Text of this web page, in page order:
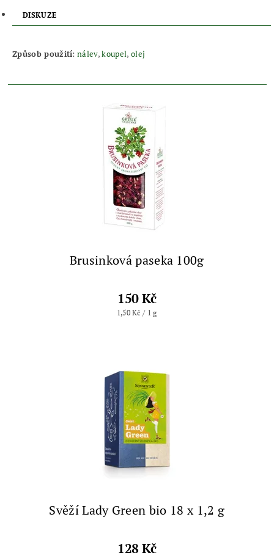
DISKUZE
Způsob použití:nálev,koupel, olej
Brusinková paseka 100g
150 Kč
1,50 Kč / 1 g
Svěží Lady Green bio 18 x 1,2 g
128 Kč